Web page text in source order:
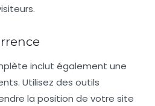
inclut également une
Utilisez des outils
la position de votre site